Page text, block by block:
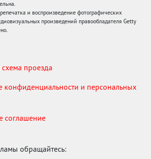
и воспроизведение фотографических
произведений правообладателя Getty
проезда
конфиденциальности и персональных
соглашение
обращайтесь: